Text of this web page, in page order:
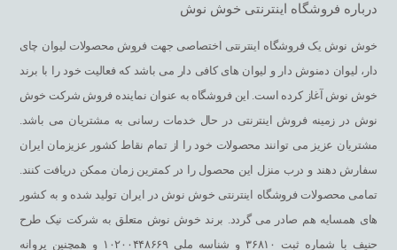
درباره فروشگاه اینترنتی خوش نوش
خوش نوش یک فروشگاه اینترنتی اختصاصی جهت فروش محصولات لیوان چای
دار، لیوان دمنوش دار و لیوان های کافی دار می باشد که فعالیت خود را با برند
خوش نوش آغاز کرده است. این فروشگاه به عنوان نماینده فروش شرکت خوش
نوش در زمینه فروش اینترنتی در حال خدمات رسانی به مشتریان می باشد.
مشتریان عزیز می توانند محصولات خود را از تمام نقاط کشور عزیزمان ایران
سفارش دهند و درب منزل این محصول را در کمترین زمان ممکن دریافت کنند.
تمامی محصولات فروشگاه اینترنتی خوش نوش در ایران تولید شده و به کشور
های همسایه هم صادر می گردد. برند خوش نوش متعلق به شرکت نیک طرح
حنیف با شماره ثبت ۳۶۸۱۰ و شناسه ملی ۱۰۲۰۰۴۴۸۶۶۹ و همچنین پروانه